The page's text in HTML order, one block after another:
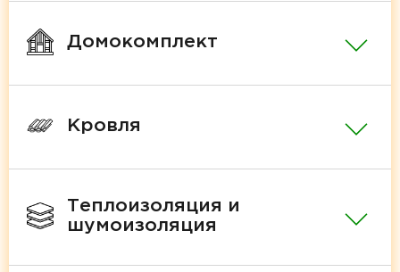
Домокомплект
Кровля
Теплоизоляция и
шумоизоляция